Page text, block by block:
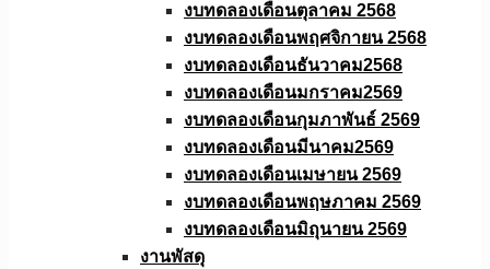
งบทดลองเดือนตุลาคม 2568
งบทดลองเดือนพฤศจิกายน 2568
งบทดลองเดือนธันวาคม2568
งบทดลองเดือนมกราคม2569
งบทดลองเดือนกุมภาพันธ์ 2569
งบทดลองเดือนมีนาคม2569
งบทดลองเดือนเมษายน 2569
งบทดลองเดือนพฤษภาคม 2569
งบทดลองเดือนมิถุนายน 2569
งานพัสดุ